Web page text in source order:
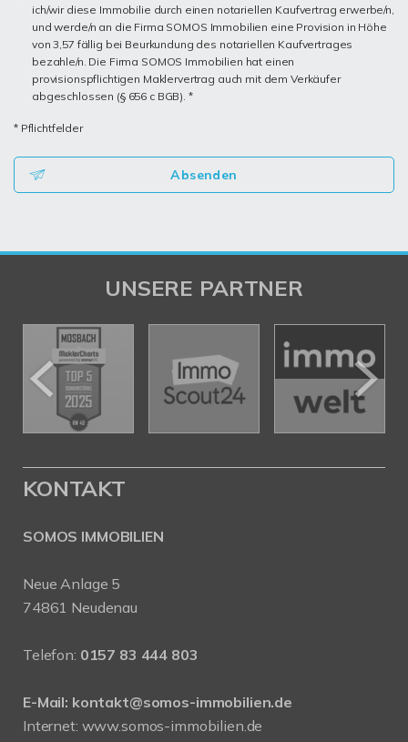
ich/wir diese Immobilie durch einen notariellen Kaufvertrag erwerbe/n,
und werde/n an die Firma SOMOS Immobilien eine Provision in Höhe
von 3,57 fällig bei Beurkundung des notariellen Kaufvertrages
bezahle/n. Die Firma SOMOS Immobilien hat einen
provisionspflichtigen Maklervertrag auch mit dem Verkäufer
abgeschlossen (§ 656 c BGB). *
* Pflichtfelder
Absenden
UNSERE PARTNER
KONTAKT
SOMOS IMMOBILIEN
Neue Anlage 5
74861 Neudenau
Telefon: 0157 83 444 803
E-Mail: kontakt@somos-immobilien.de
Internet: www.somos-immobilien.de